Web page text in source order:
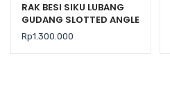
RAK BESI SIKU LUBANG
GUDANG SLOTTED ANGLE
TIPE STALLUM 100
Rp1.300.000